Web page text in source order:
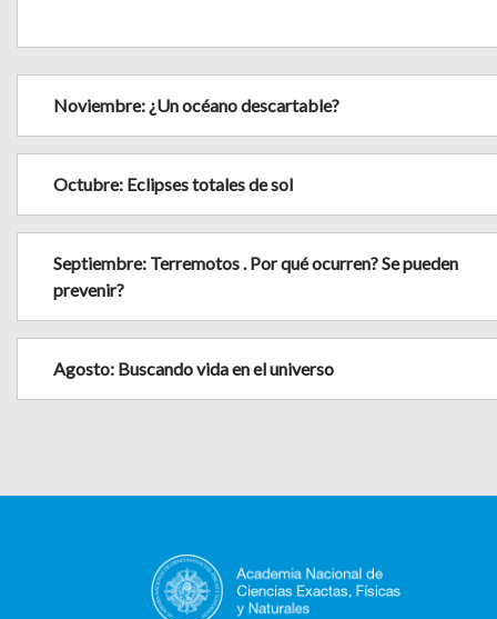
Noviembre: ¿Un océano descartable?
Octubre: Eclipses totales de sol
Septiembre: Terremotos . Por qué ocurren? Se pueden
prevenir?
Agosto: Buscando vida en el universo